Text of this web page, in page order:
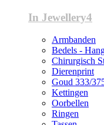
In Jewellery4
Armbanden
Bedels -
Chirurgisch
Dierenprint
Goud 333/
Kettingen
Oorbellen
Ringen